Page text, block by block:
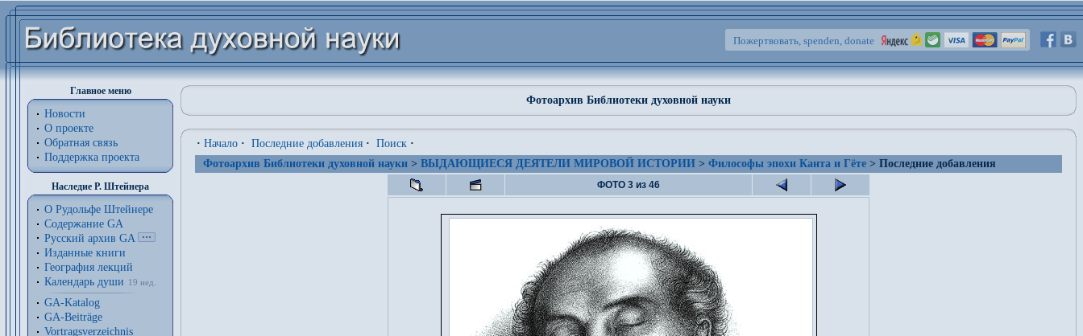
Пожертвовать, spenden, donate
Главное меню
Новости
О проекте
Обратная связь
Поддержка проекта
Наследие Р. Штейнера
О Рудольфе Штейнере
Содержание GA
Русский архив GA
Изданные книги
География лекций
Календарь души
19 нед.
GA-Katalog
GA-Beiträge
Vortragsverzeichnis
Фотоархив Библиотеки духовной науки
· Начало · Последние добавления · Поиск ·
Фотоархив Библиотеки духовной науки > ВЫДАЮЩИЕСЯ ДЕЯТЕЛИ МИРОВОЙ ИСТОРИИ > Философы эпохи Канта и Гёте > Последние добавления
ФОТО 3 из 46